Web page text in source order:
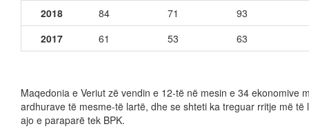
2018 84 71 93
2017 61 53 63
Maqedonia e Veriut zë vendin e 12-të në mesin e 34 ekonomive
ardhurave të mesme-të lartë, dhe se shteti ka treguar rritje më të
ajo e paraparë tek BPK.